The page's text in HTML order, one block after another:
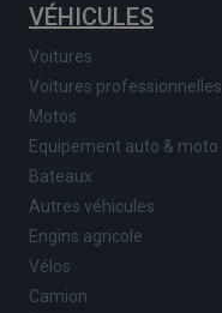
VÉHICULES
Voitures
Voitures professionnelles
Motos
Equipement auto & moto
Bateaux
Autres véhicules
Engins agricole
Vélos
Camion